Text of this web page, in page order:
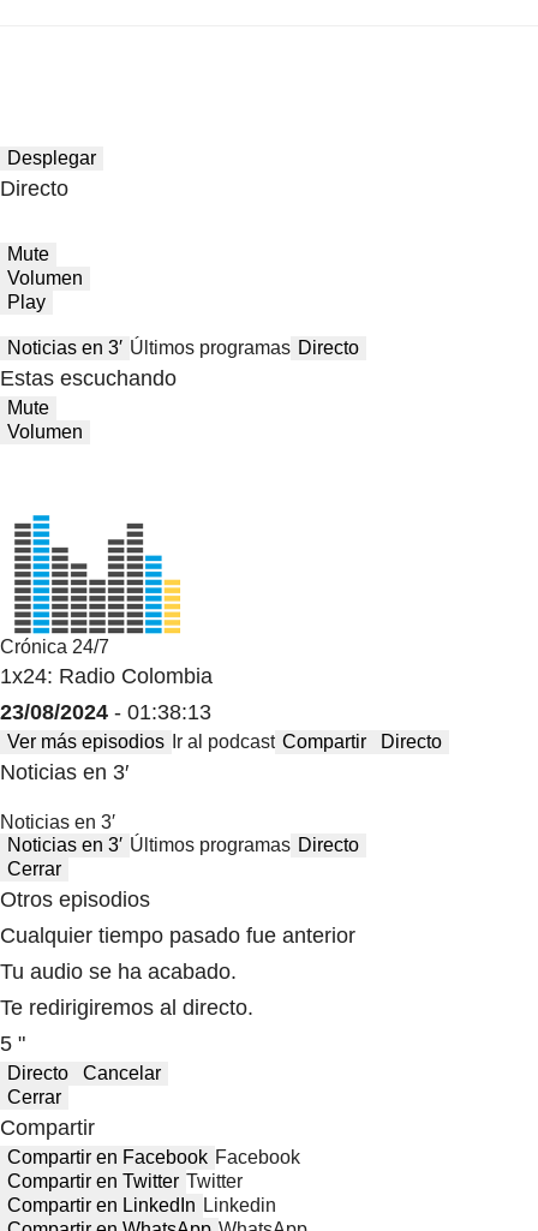
Desplegar
Directo
Mute
Volumen
Play
Noticias en 3′ Últimos programas Directo
Estas escuchando
Mute
Volumen
Crónica 24/7
1x24: Radio Colombia
23/08/2024 - 01:38:13
Ver más episodios Ir al podcast Compartir Directo
Noticias en 3′
Noticias en 3′
Noticias en 3′ Últimos programas Directo
Cerrar
Otros episodios
Cualquier tiempo pasado fue anterior
Tu audio se ha acabado.
Te redirigiremos al directo.
5 "
Directo
Cancelar
Cerrar
Compartir
Compartir en Facebook Facebook
Compartir en Twitter Twitter
Compartir en LinkedIn Linkedin